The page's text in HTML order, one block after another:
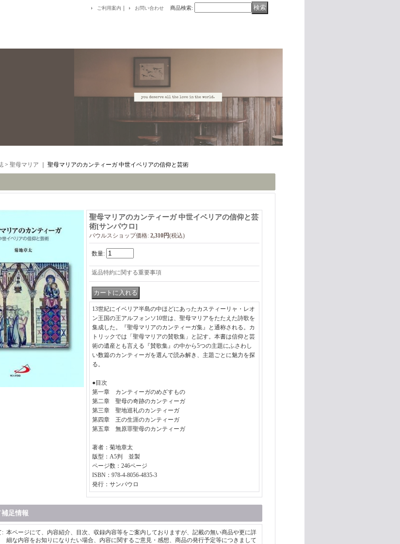
ご利用案内 ｜ お問い合わせ 商品検索:
> 聖母マリア 聖母マリアのカンティーガ 中世イベリアの信仰と芸術
聖母マリアのカンティーガ 中世イベリアの信仰と芸
術[サンパウロ]
パウルスショップ価格: 2,310円(税込)
数量:
返品特約に関する重要事項
13世紀にイベリア半島の中ほどにあったカスティーリャ・レオ
ン王国の王アルフォンソ10世は、聖母マリアをたたえた詩歌を
集成した。『聖母マリアのカンティーガ集』と通称される。カ
トリックでは「聖母マリアの賛歌集」と記す。本書は信仰と芸
術の遺産とも言える『賛歌集』の中から5つの主題にふさわし
い数篇のカンティーガを選んで読み解き、主題ごとに魅力を探
る。
●目次
第一章 カンティーガのめざすもの
第二章 聖母の奇跡のカンティーガ
第三章 聖地巡礼のカンティーガ
第四章 王の生涯のカンティーガ
第五章 無原罪聖母のカンティーガ
著者：菊地章太
版型：A5判 並製
ページ数：246ページ
ISBN：978-4-8056-4835-3
発行：サンパウロ
足情報
: 本ページにて、内容紹介、目次、収録内容等をご案内しておりますが、記載の無い商品や更に詳
細な内容をお知りになりたい場合、内容に関するご意見・感想、商品の発行予定等につきまして